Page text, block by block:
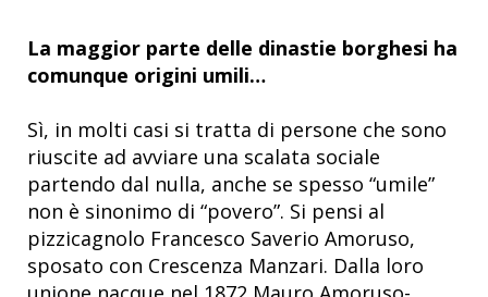
La maggior parte delle dinastie borghesi ha
comunque origini umili…
Sì, in molti casi si tratta di persone che sono
riuscite ad avviare una scalata sociale
partendo dal nulla, anche se spesso “umile”
non è sinonimo di “povero”. Si pensi al
pizzicagnolo Francesco Saverio Amoruso,
sposato con Crescenza Manzari. Dalla loro